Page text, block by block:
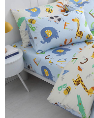
３．未成年的使用者請事先徵
「AFTEE先享後付」，若未經
任。
４．使用「AFTEE先享後付」
時審查核予不同之上限額度；
請求用戶進行身份認證。
５．嚴禁一人註冊多個帳號或
恩沛科技股份有限公司將有權